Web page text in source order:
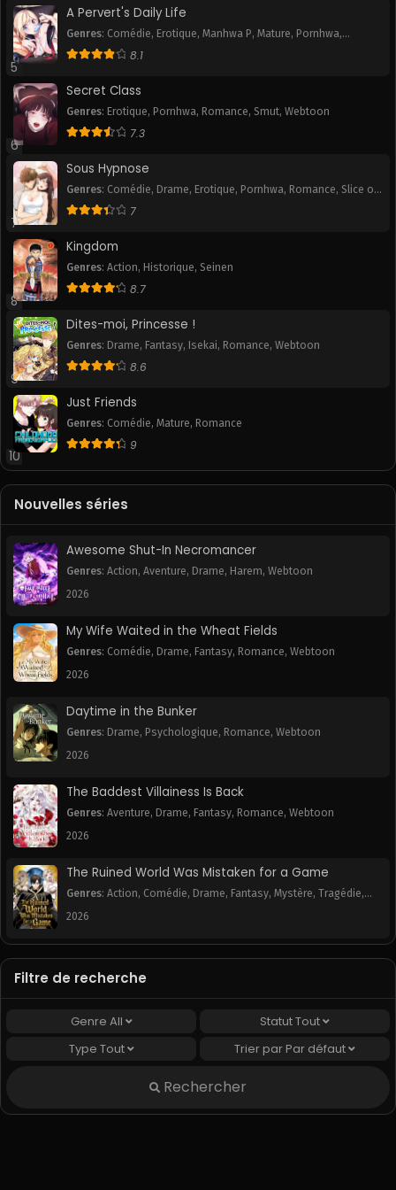
5
A Pervert's Daily Life
Genres: Comédie, Erotique, Manhwa P, Mature, Pornhwa,
Romance,Slice of Life
8.1
6
Secret Class
Genres: Erotique, Pornhwa, Romance, Smut, Webtoon
7.3
7
Sous Hypnose
Genres: Comédie, Drame, Erotique, Pornhwa, Romance, Slice of
Life,Smut 7
8
Kingdom
Genres: Action, Historique, Seinen
8.7
9
Dites-moi, Princesse !
Genres: Drame, Fantasy, Isekai, Romance, Webtoon
8.6
10
Just Friends
Genres: Comédie, Mature, Romance
9
Nouvelles séries
Awesome Shut-In Necromancer
Genres: Action, Aventure, Drame, Harem, Webtoon
2026
My Wife Waited in the Wheat Fields
Genres: Comédie, Drame, Fantasy, Romance, Webtoon
2026
Daytime in the Bunker
Genres: Drame, Psychologique, Romance, Webtoon
2026
The Baddest Villainess Is Back
Genres: Aventure, Drame, Fantasy, Romance, Webtoon
2026
The Ruined World Was Mistaken for a Game
Genres: Action, Comédie, Drame, Fantasy, Mystère, Tragédie,
2026
Filtre de recherche
Genre All StatutTout
Type Tout Trier par Par défaut
Rechercher